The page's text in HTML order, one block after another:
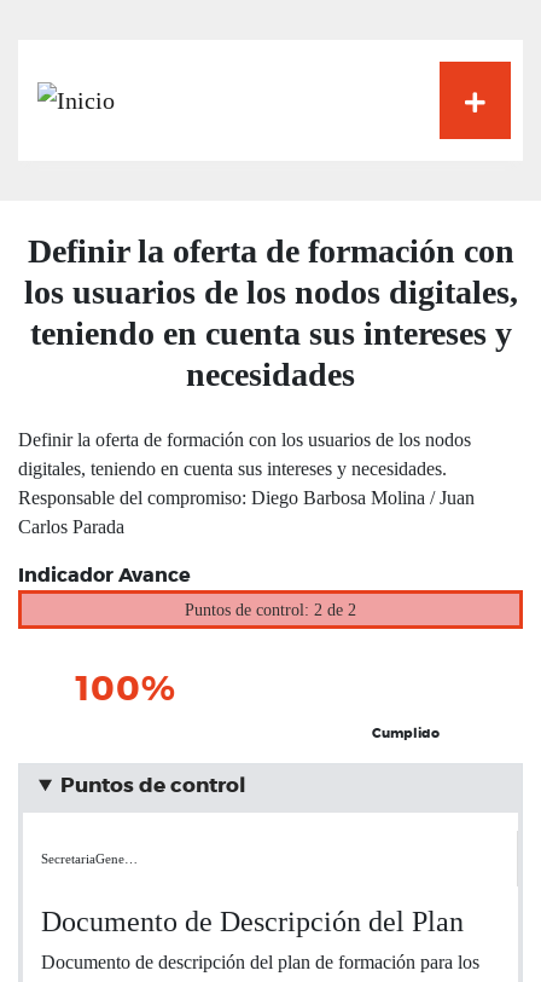
Definir la oferta de formación con
los usuarios de los nodos digitales,
teniendo en cuenta sus intereses y
necesidades
Definir la oferta de formación con los usuarios de los nodos
digitales, teniendo en cuenta sus intereses y necesidades.
Responsable del compromiso: Diego Barbosa Molina / Juan
Carlos Parada
Indicador Avance
Puntos de control: 2 de 2
100%
Cumplido
Puntos de control
SecretariaGene…
Documento de Descripción del Plan
Documento de descripción del plan de formación para los